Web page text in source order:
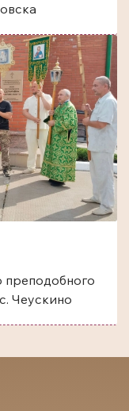
преподобного
Чеускино